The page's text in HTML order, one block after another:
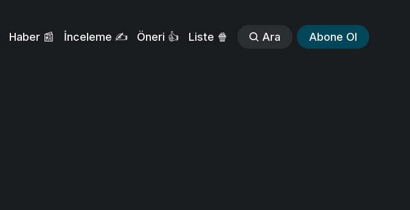
Haber 📰 İnceleme ✍️ Öneri 👍 Liste 🍿 Ara Abone Ol